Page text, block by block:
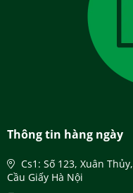
Thông tin hàng ngày
Cs1: Số 123, Xuân Thủy,
Cầu Giấy Hà Nội